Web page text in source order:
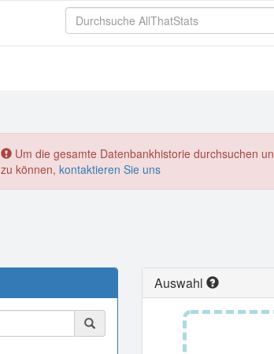
Um die gesamte Datenbankhistorie durchsuchen
zu können, kontaktieren Sie uns
Auswahl